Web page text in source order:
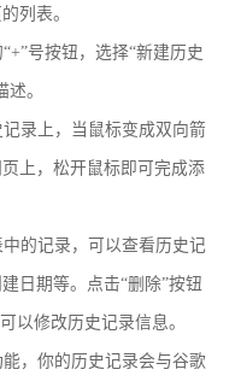
列表。
号按钮，选择“新建历史
。
录上，当鼠标变成双向箭
上，松开鼠标即可完成添
的记录，可以查看历史记
日期等。点击“删除”按钮
以修改历史记录信息。
，你的历史记录会与谷歌